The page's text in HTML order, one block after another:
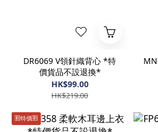
DR6069 V領針織背心 *特
價貨品不設退換*
HK$99.00
HK$219.00
🈹️特價🈹️